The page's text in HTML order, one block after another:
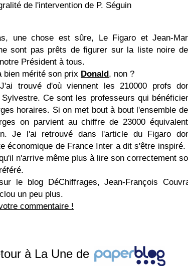
de l'intervention de P. Séguin
une chose est sûre, Le Figaro et Jean-
sont pas prêts de figurer sur la liste noire
Président à tous.
bien mérité son prix Donald, non ?
trouvé d'où viennent les 210000 profs
Ce sont les professeurs qui
horaires. Si on met bout à bout l'ensemble
on parvient au chiffre de 23000
Je l'ai retrouvé dans l'article du Figaro
économique de France Inter a dit s'être inspiré.
n'arrive même plus à lire son correctement
le blog DéChiffrages, Jean-François
un peu plus.
commentaire !
à La Une de